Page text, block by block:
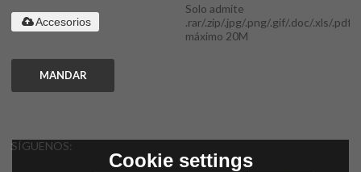
Solo admite
.rar/.zip/.jpg/.png/.gif/.doc/.xls/.pdf,
máximo 20M
Accesorios
MANDAR
SÍGUENOS:
Cookie settings